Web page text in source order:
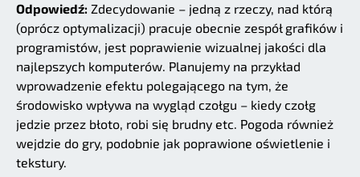
Odpowiedź: Zdecydowanie – jedną z rzeczy, nad którą
(oprócz optymalizacji) pracuje obecnie zespół grafików i
programistów, jest poprawienie wizualnej jakości dla
najlepszych komputerów. Planujemy na przykład
wprowadzenie efektu polegającego na tym, że
środowisko wpływa na wygląd czołgu – kiedy czołg
jedzie przez błoto, robi się brudny etc. Pogoda również
wejdzie do gry, podobnie jak poprawione oświetlenie i
tekstury.